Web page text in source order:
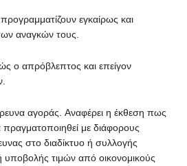
εγκαίρως και
αναγκών τους.
ο απρόβλεπτος και επείγον
αγοράς. Aναφέρει η έκθεση πως
με διάφορους
στο διαδίκτυο ή συλλογής
τιμών από οικονομικούς